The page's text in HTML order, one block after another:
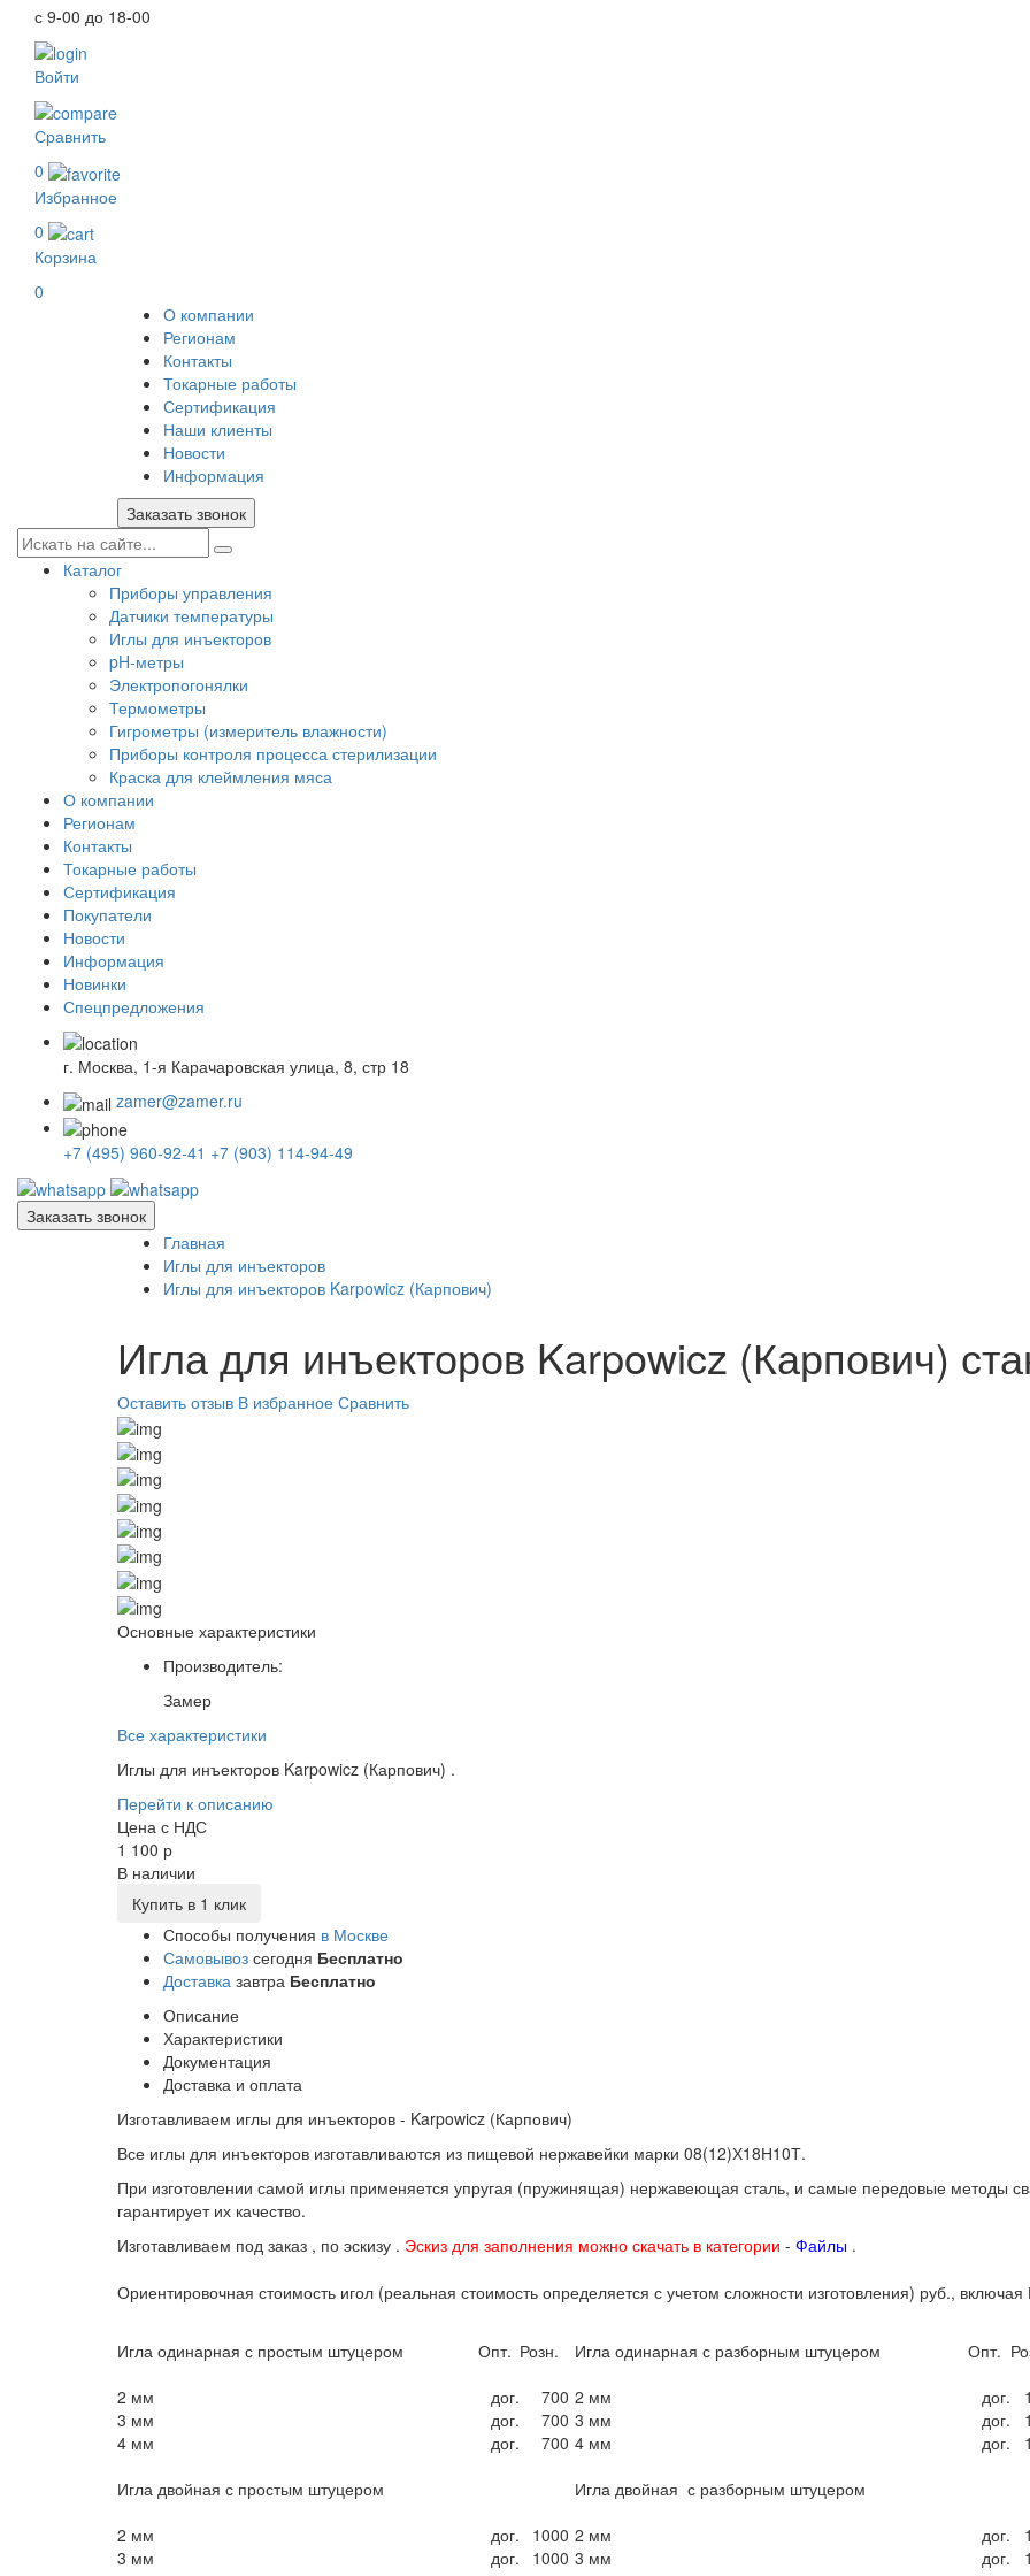
с 9-00 до 18-00
Войти
Сравнить
0
Избранное
0
Корзина
0
О компании
Регионам
Контакты
Токарные работы
Сертификация
Наши клиенты
Новости
Информация
Заказать звонок
Каталог
Приборы управления
Датчики температуры
Иглы для инъекторов
pH-метры
Электропогонялки
Термометры
Гигрометры (измеритель влажности)
Приборы контроля процесса стерилизации
Краска для клеймления мяса
О компании
Регионам
Контакты
Токарные работы
Сертификация
Покупатели
Новости
Информация
Новинки
Спецпредложения
г. Москва, 1-я Карачаровская улица, 8, стр 18
zamer@zamer.ru
+7 (495) 960-92-41 +7 (903) 114-94-49
Заказать звонок
Главная
Иглы для инъекторов
Иглы для инъекторов Karpowicz (Карпович)
Игла для инъекторов Karpowicz (Карпович)
Оставить отзыв В избранное Сравнить
Основные характеристики
Производитель:
Замер
Все характеристики
Иглы для инъекторов Karpowicz (Карпович) .
Перейти к описанию
Цена с НДС
1 100 р
В наличии
Купить в 1 клик
Способы получения в Москве
Самовывоз сегодня Бесплатно
Доставка завтра Бесплатно
Описание
Характеристики
Документация
Доставка и оплата
Изготавливаем иглы для инъекторов - Karpowicz (Карпович)
Все иглы для инъекторов изготавливаются из пищевой нержавейки марки 08(12)Х18Н10Т.
При изготовлении самой иглы применяется упругая (пружинящая) нержавеющая сталь, и самые передовые методы
гарантирует их качество.
Изготавливаем под заказ , по эскизу . Эскиз для заполнения можно скачать в категории - Файлы .
Ориентировочная стоимость игол (реальная стоимость определяется с учетом сложности изготовления) руб.,
Игла одинарная с простым штуцером Опт. Розн. Игла одинарная с разборным штуцером Опт.
2 мм
дог. 700 2 мм дог.
3 мм
дог. 700 3 мм дог.
4 мм
дог. 700 4 мм дог.
Игла двойная с простым штуцером
Игла двойная с разборным штуцером
2 мм
дог. 1000 2 мм дог.
3 мм
дог. 1000 3 мм дог.